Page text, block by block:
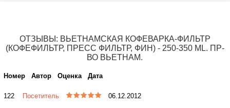
ОТЗЫВЫ: ВЬЕТНАМСКАЯ КОФЕВАРКА-ФИЛЬТР
(КОФЕФИЛЬТР, ПРЕСС ФИЛЬТР, ФИН) - 250-350 ML. ПР-
ВО ВЬЕТНАМ.
Номер Автор Оценка Дата
122 Посетитель 06.12.2012